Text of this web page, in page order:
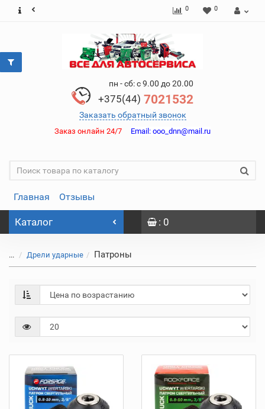
0 0
пн - сб: с 9.00 до 20.00
+375(44) 7021532
Заказать обратный звонок
Заказ онлайн 24/7 Email: ooo_dnn@mail.ru
Главная Отзывы
Каталог : 0
... Дрели ударные Патроны